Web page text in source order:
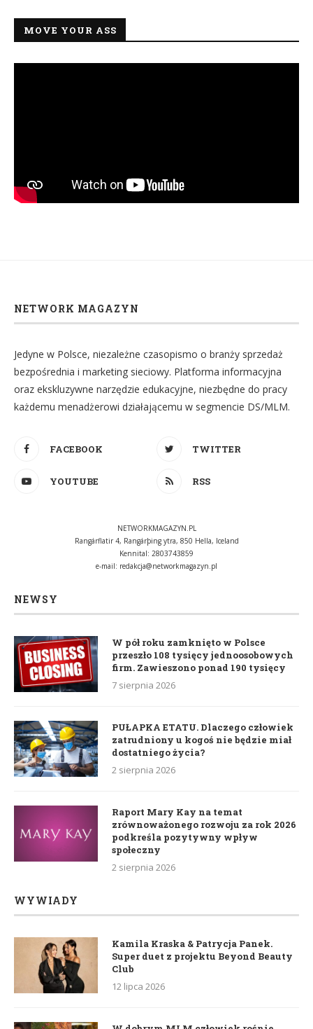
MOVE YOUR ASS
NETWORK MAGAZYN
Jedyne w Polsce, niezależne czasopismo o branży sprzedaż
bezpośrednia i marketing sieciowy. Platforma informacyjna
oraz ekskluzywne narzędzie edukacyjne, niezbędne do pracy
każdemu menadżerowi działającemu w segmencie DS/MLM.
FACEBOOK TWITTER
YOUTUBE RSS
NETWORKMAGAZYN.PL
Rangárflatir 4, Rangárþing ytra, 850 Hella, Iceland
Kennital: 2803743859
e-mail: redakcja@networkmagazyn.pl
NEWSY
W pół roku zamknięto w Polsce
przeszło 108 tysięcy jednoosobowych
firm. Zawieszono ponad 190 tysięcy
7 sierpnia 2026
PUŁAPKA ETATU. Dlaczego człowiek
zatrudniony u kogoś nie będzie miał
dostatniego życia?
2 sierpnia 2026
Raport Mary Kay na temat
zrównoważonego rozwoju za rok 2026
podkreśla pozytywny wpływ
społeczny
2 sierpnia 2026
WYWIADY
Kamila Kraska & Patrycja Panek.
Super duet z projektu Beyond Beauty
Club
12 lipca 2026